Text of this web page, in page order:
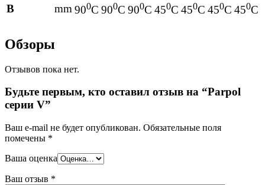
B
mm 900C 900C 900C 450C 450C 450C 450C
Обзоры
Отзывов пока нет.
Будьте первым, кто оставил отзыв на “Parpol
серии V”
Ваш e-mail не будет опубликован. Обязательные поля
помечены *
Ваша оценка
Ваш отзыв *